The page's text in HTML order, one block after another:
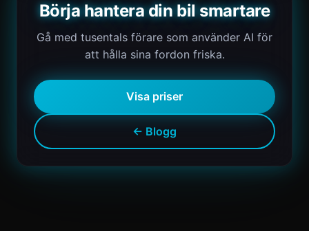
Börja hantera din bil smartare
Gå med tusentals förare som använder AI för
att hålla sina fordon friska.
Visa priser
← Blogg